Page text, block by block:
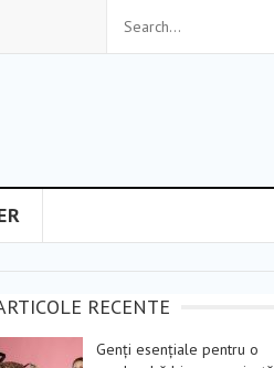
RECENTE
Genți esențiale pentru o